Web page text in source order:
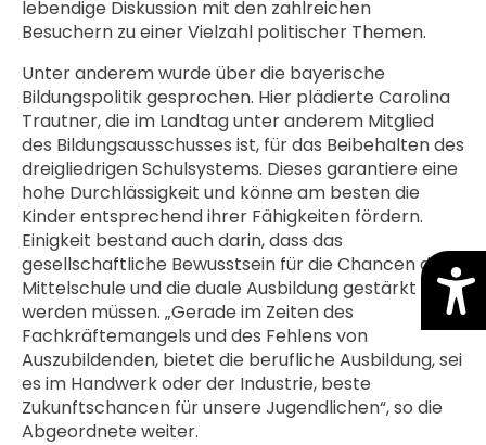
lebendige Diskussion mit den zahlreichen
Besuchern zu einer Vielzahl politischer Themen.
Unter anderem wurde über die bayerische
Bildungspolitik gesprochen. Hier plädierte Carolina
Trautner, die im Landtag unter anderem Mitglied
des Bildungsausschusses ist, für das Beibehalten des
dreigliedrigen Schulsystems. Dieses garantiere eine
hohe Durchlässigkeit und könne am besten die
Kinder entsprechend ihrer Fähigkeiten fördern.
Einigkeit bestand auch darin, dass das
gesellschaftliche Bewusstsein für die Chancen der
Mittelschule und die duale Ausbildung gestärkt
werden müssen. „Gerade im Zeiten des
Fachkräftemangels und des Fehlens von
Auszubildenden, bietet die berufliche Ausbildung, sei
es im Handwerk oder der Industrie, beste
Zukunftschancen für unsere Jugendlichen“, so die
Abgeordnete weiter.